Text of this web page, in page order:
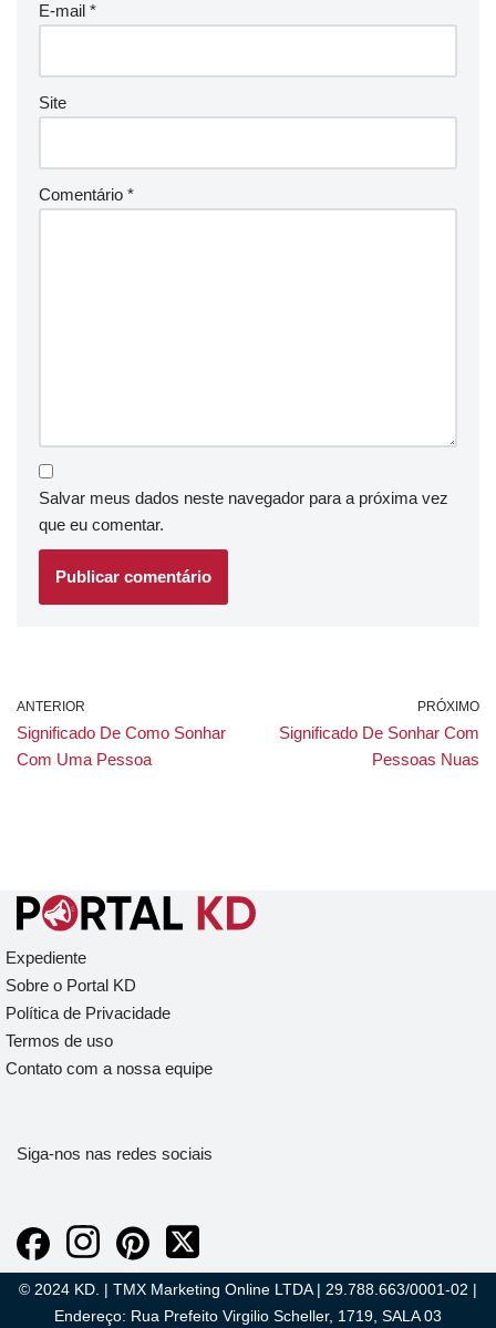
E-mail *
Site
Comentário *
Salvar meus dados neste navegador para a próxima vez
que eu comentar.
ANTERIOR
Significado De Como Sonhar
Com Uma Pessoa
PRÓXIMO
Significado De Sonhar Com
Pessoas Nuas
Expediente
Sobre o Portal KD
Política de Privacidade
Termos de uso
Contato com a nossa equipe
Siga-nos nas redes sociais
© 2024 KD. | TMX Marketing Online LTDA | 29.788.663/0001-02 |
Endereço: Rua Prefeito Virgilio Scheller, 1719, SALA 03